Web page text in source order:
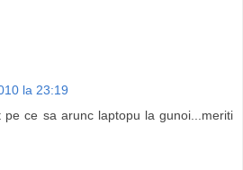
la 23:19
pe ce sa arunc laptopu la gunoi...meriti